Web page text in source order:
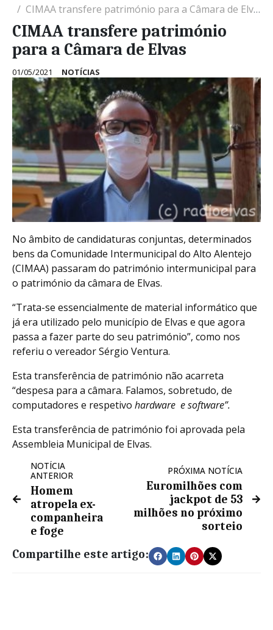
CIMAA transfere património para a Câmara de Elvas
CIMAA transfere património
para a Câmara de Elvas
01/05/2021 NOTÍCIAS
No âmbito de candidaturas conjuntas, determinados
bens da Comunidade Intermunicipal do Alto Alentejo
(CIMAA) passaram do património intermunicipal para
o património da câmara de Elvas.
“Trata-se essencialmente de material informático que
já era utilizado pelo município de Elvas e que agora
passa a fazer parte do seu património”, como nos
referiu o vereador Sérgio Ventura.
Esta transferência de património não acarreta
“despesa para a câmara. Falamos, sobretudo, de
computadores e respetivo hardware e software”.
Esta transferência de património foi aprovada pela
Assembleia Municipal de Elvas.
NOTÍCIA
ANTERIOR
Homem
atropela ex-
companheira
e foge
PRÓXIMA NOTÍCIA
Euromilhões com
jackpot de 53
milhões no próximo
sorteio
Compartilhe este artigo: